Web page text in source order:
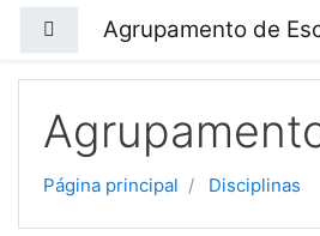
Painel lateral
Agrupamento de
Página principal Disciplinas